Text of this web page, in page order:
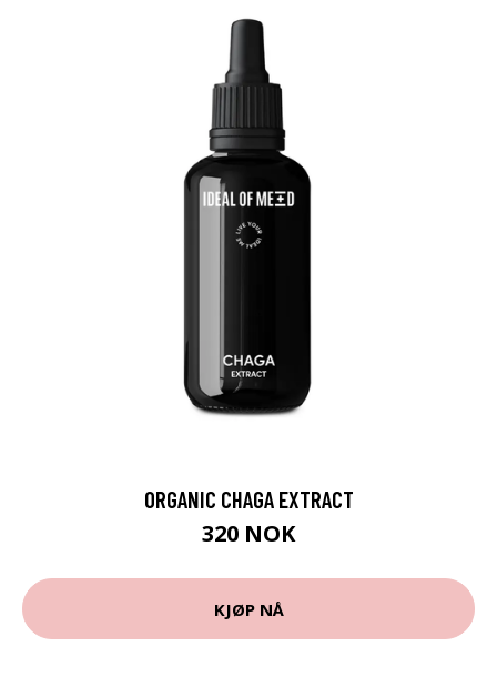
ORGANIC CHAGA EXTRACT
320 NOK
KJØP NÅ